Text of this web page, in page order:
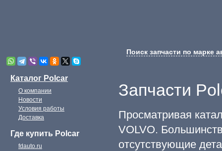
Поиск запчасти по марке
Запчасти
Просматривая
VOLVO.
отсутствующие
Каталог Polcar
О компании
Новости
Условия работы
Доставка
Где купить Polcar
fdauto.ru